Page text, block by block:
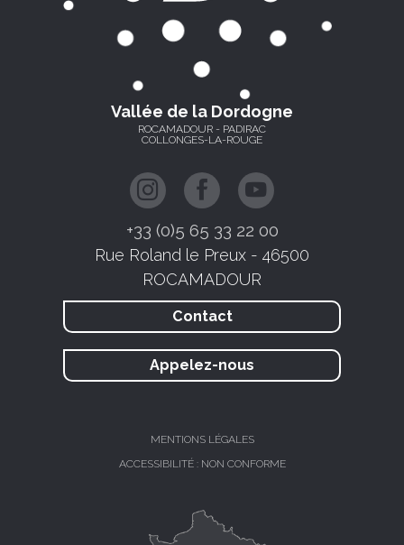
Vallée de la Dordogne
ROCAMADOUR - PADIRAC
COLLONGES-LA-ROUGE
+33 (0)5 65 33 22 00
Rue Roland le Preux - 46500
ROCAMADOUR
Contact
Appelez-nous
MENTIONS LÉGALES
ACCESSIBILITÉ : NON CONFORME